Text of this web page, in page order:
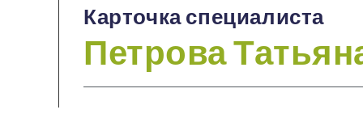
Карточка специалиста
Петрова